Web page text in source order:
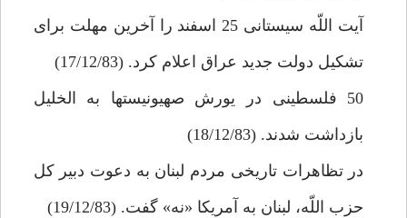
آيت اللّه سيستانى 25 اسفند را آخرين مهلت براى
تشكيل دولت جديد عراق اعلام كرد. (17/12/83)
50 فلسطينى در يورش صهيونيست‏ها به الخليل
بازداشت شدند. (18/12/83)
در تظاهرات تاريخى مردم لبنان به دعوت دبير كل
حزب اللّه، لبنان به آمريكا «نه» گفت. (19/12/83)